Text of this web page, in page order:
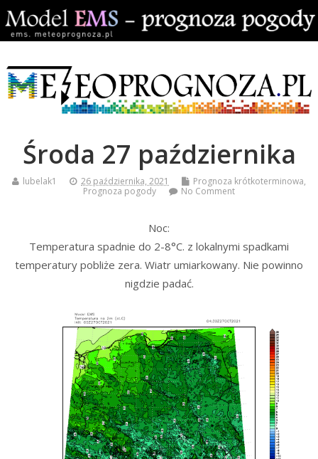
Środa 27 października
lubelak1 26 października, 2021 Prognoza krótkoterminowa,
Prognoza pogody
No Comment
Noc:
Temperatura spadnie do 2-8°C. z lokalnymi spadkami
temperatury pobliże zera. Wiatr umiarkowany. Nie powinno
nigdzie padać.